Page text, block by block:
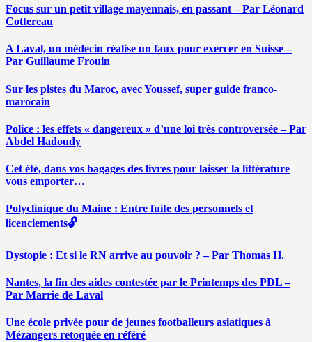
Focus sur un petit village mayennais, en passant – Par Léonard
Cottereau
A Laval, un médecin réalise un faux pour exercer en Suisse –
Par Guillaume Frouin
Sur les pistes du Maroc, avec Youssef, super guide franco-
marocain
Police : les effets « dangereux » d’une loi très controversée – Par
Abdel Hadoudy
Cet été, dans vos bagages des livres pour laisser la littérature
vous emporter…
Polyclinique du Maine : Entre fuite des personnels et
licenciements🔓
Dystopie : Et si le RN arrive au pouvoir ? – Par Thomas H.
Nantes, la fin des aides contestée par le Printemps des PDL –
Par Marrie de Laval
Une école privée pour de jeunes footballeurs asiatiques à
Mézangers retoquée en référé